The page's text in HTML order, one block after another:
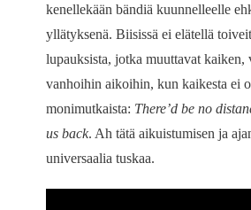
kenellekään bändiä kuunnelleelle
yllätyksenä. Biisissä ei elätellä
lupauksista, jotka muuttavat kaiken,
vanhoihin aikoihin, kun kaikesta ei
monimutkaista: There’d be no
us back. Ah tätä aikuistumisen ja
universaalia tuskaa.